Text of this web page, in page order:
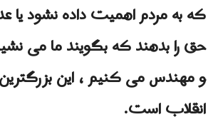
که به مردم اهمیت داده نشود یا
حق را بدهند که بگویند ما می
و مهندس می كنيم ، این
انقلاب است.